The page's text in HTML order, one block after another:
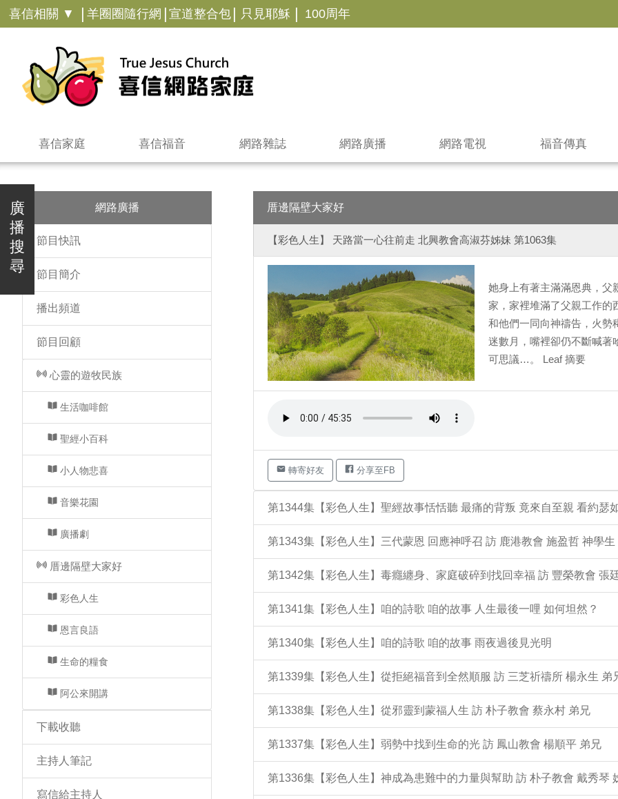
喜信相關 ▼ | 羊圈圈隨行網 | 宣道整合包 | 只見耶穌 | 100周年
喜信家庭 喜信福音 網路雜誌 網路廣播 網路電視 福音傳真
廣
播
搜
尋
網路廣播
節目快訊
節目簡介
播出頻道
節目回顧
心靈的遊牧民族
生活咖啡館
聖經小百科
小人物悲喜
音樂花園
廣播劇
厝邊隔壁大家好
彩色人生
恩言良語
生命的糧食
阿公來開講
下載收聽
主持人筆記
寫信給主持人
厝邊隔壁大家好
【彩色人生】 天路當一心往前走 北興教會高淑芬姊妹 第1063集
她身上有著主滿滿恩典，父
家，家裡堆滿了父親工作的
和他們一同向神禱告，火勢
迷數月，嘴裡卻仍不斷喊著
可思議…。 Leaf 摘要
轉寄好友 分享至FB
第1344集【彩色人生】聖經故事恬恬聽 最痛的背叛 竟來自至親 看約瑟
第1343集【彩色人生】三代蒙恩 回應神呼召 訪 鹿港教會 施盈哲 神學生
第1342集【彩色人生】毒癮纏身、家庭破碎到找回幸福 訪 豐榮教會 張
第1341集【彩色人生】咱的詩歌 咱的故事 人生最後一哩 如何坦然？
第1340集【彩色人生】咱的詩歌 咱的故事 雨夜過後見光明
第1339集【彩色人生】從拒絕福音到全然順服 訪 三芝祈禱所 楊永生 弟
第1338集【彩色人生】從邪靈到蒙福人生 訪 朴子教會 蔡永村 弟兄
第1337集【彩色人生】弱勢中找到生命的光 訪 鳳山教會 楊順平 弟兄
第1336集【彩色人生】神成為患難中的力量與幫助 訪 朴子教會 戴秀琴